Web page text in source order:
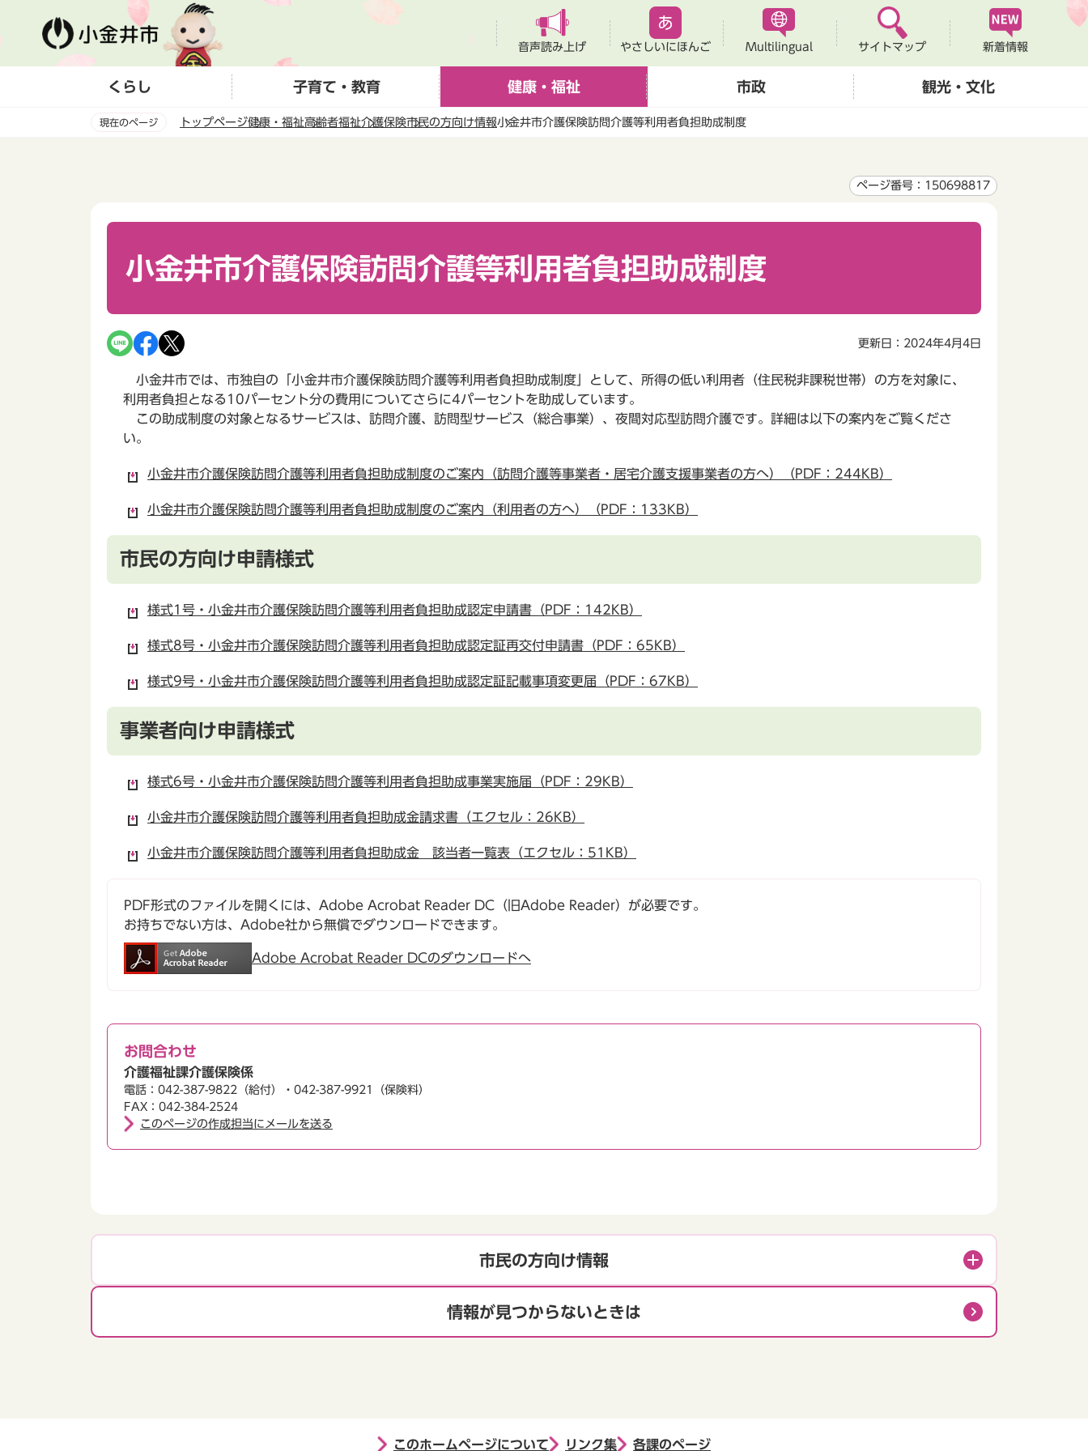
ー
音声読み上げ やさしいにほんご Multilingual サイトマップ 新着情報
くらし 子育て・教育 健康・福祉 市政 観光・文化
現在のページ トップページ健康・福祉高齢者福祉介護保険市民の方向け情報小金井市介護保険訪問介護等利用者負担助成制度
ページ番号：150698817
小金井市介護保険訪問介護等利用者負担助成制度
更新日：2024年4月4日
小金井市では、市独自の「小金井市介護保険訪問介護等利用者負担助成制度」として、所得の低い利用者（住民税非課税世帯）の方を対象に、
利用者負担となる10パーセント分の費用についてさらに4パーセントを助成しています。
この助成制度の対象となるサービスは、訪問介護、訪問型サービス（総合事業）、夜間対応型訪問介護です。詳細は以下の案内をご覧くださ
い。
小金井市介護保険訪問介護等利用者負担助成制度のご案内（訪問介護等事業者・居宅介護支援事業者の方へ）（PDF：244KB）
小金井市介護保険訪問介護等利用者負担助成制度のご案内（利用者の方へ）（PDF：133KB）
市民の方向け申請様式
様式1号・小金井市介護保険訪問介護等利用者負担助成認定申請書（PDF：142KB）
様式8号・小金井市介護保険訪問介護等利用者負担助成認定証再交付申請書（PDF：65KB）
様式9号・小金井市介護保険訪問介護等利用者負担助成認定証記載事項変更届（PDF：67KB）
事業者向け申請様式
様式6号・小金井市介護保険訪問介護等利用者負担助成事業実施届（PDF：29KB）
小金井市介護保険訪問介護等利用者負担助成金請求書（エクセル：26KB）
小金井市介護保険訪問介護等利用者負担助成金 該当者一覧表（エクセル：51KB）
PDF形式のファイルを開くには、Adobe Acrobat Reader DC（旧Adobe Reader）が必要です。
お持ちでない方は、Adobe社から無償でダウンロードできます。
Adobe Acrobat Reader DCのダウンロードへ
お問合わせ
介護福祉課介護保険係
電話：042-387-9822（給付）・042-387-9921（保険料）
FAX：042-384-2524
このページの作成担当にメールを送る
市民の方向け情報
情報が見つからないときは
このホームページについて リンク集 各課のページ